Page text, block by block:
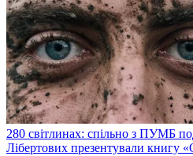
280 світлинах: спільно з ПУМБ
Лібертових презентували книгу